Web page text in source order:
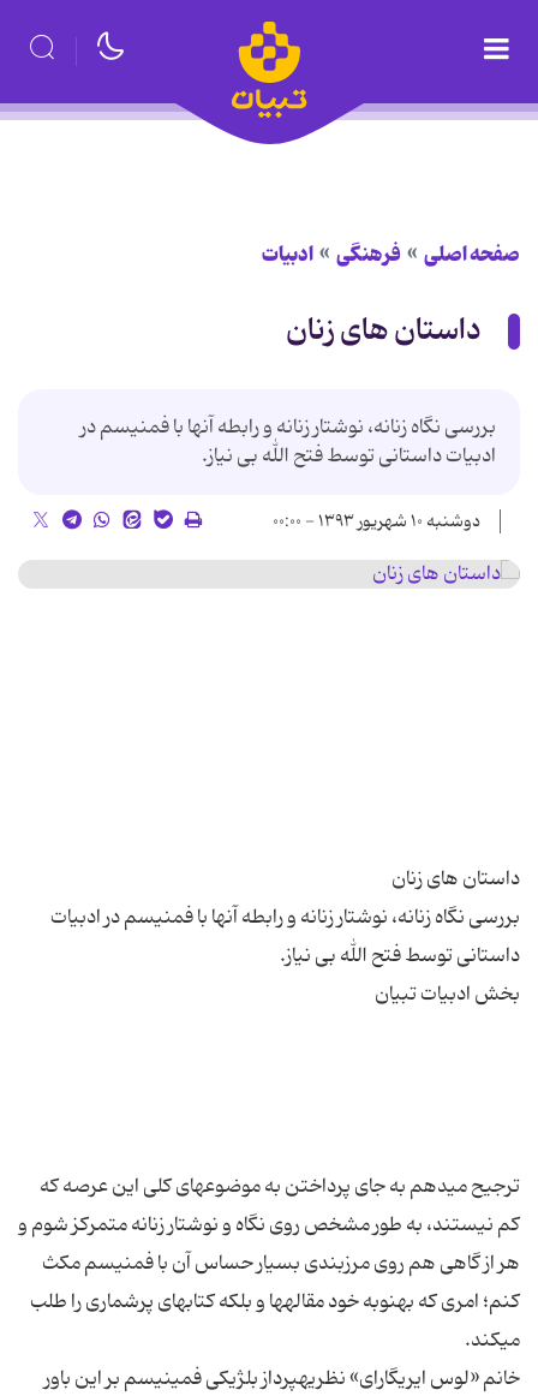
صفحه اصلی فرهنگی ادبیات
داستان های زنان
بررسی نگاه زنانه، نوشتار زنانه و رابطه آنها با فمنیسم در
ادبیات داستانى توسط فتح الله بی نیاز.
دوشنبه ۱۰ شهریور ۱۳۹۳ - ۰۰:۰۰
بررسی نگاه زنانه، نوشتار زنانه و رابطه آنها با فمنیسم در ادبیات
ترجیح می‏دهم به جاى پرداختن به موضوع‏هاى كلى این عرصه كه
كم نیستند، به طور مشخص روى نگاه و نوشتار زنانه متمركز شوم و
هر از گاهى هم روى مرزبندى بسیار حساس آن با فمنیسم مكث
كنم؛ امرى كه به‏نوبه خود مقاله‏ها و بلكه كتاب‏هاى پرشمارى را طلب
خانم «لوس ایریگاراى» نظریه‏پرداز بلژیكى فمینیسم بر این باور